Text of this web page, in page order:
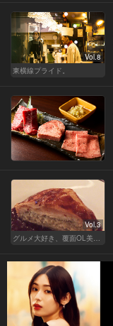
Vol.8
東横線プライド。
Vol.3
グルメ大好き、覆面OL美咲が行く